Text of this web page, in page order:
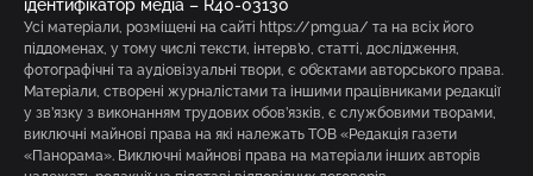
ідентифікатор медіа – R40-03130
Усі матеріали, розміщені на сайті https://pmg.ua/ та на всіх його
піддоменах, у тому числі тексти, інтерв’ю, статті, дослідження,
фотографічні та аудіовізуальні твори, є об’єктами авторського права.
Матеріали, створені журналістами та іншими працівниками редакції
у зв’язку з виконанням трудових обов’язків, є службовими творами,
виключні майнові права на які належать ТОВ «Редакція газети
«Панорама». Виключні майнові права на матеріали інших авторів